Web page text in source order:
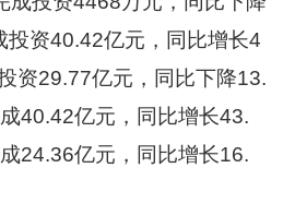
投资40.42亿元，同比增长4
资29.77亿元，同比下降13.
40.42亿元，同比增长43.
24.36亿元，同比增长16.